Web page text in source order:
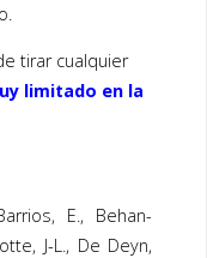
tirar cualquier
limitado en la
E., Behan-
J-L., De Deyn,